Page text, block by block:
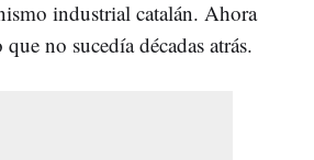
industrial catalán. Ahora
no sucedía décadas atrás.